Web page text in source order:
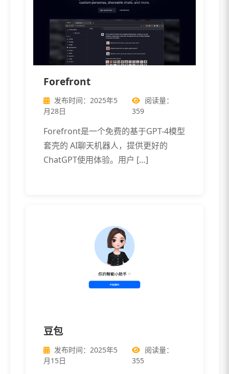
Forefront
发布时间：2025年5
月28日
阅读量：
359
Forefront是一个免费的基于GPT-4模型
套壳的 AI聊天机器人，提供更好的
ChatGPT使用体验。用户 […]
豆包
发布时间：2025年5
月15日
阅读量：
355